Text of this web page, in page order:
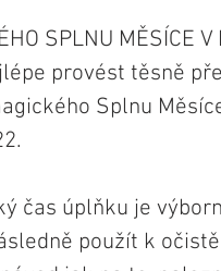
SPLNU MĚSÍCE V
provést těsně
Splnu
čas úplňku je
použít k